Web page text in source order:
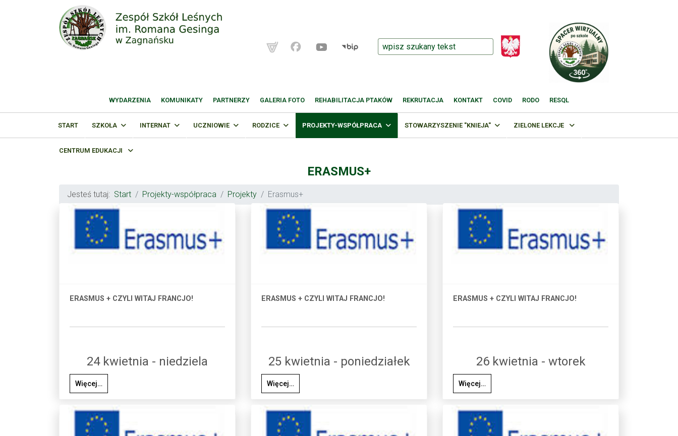
WYDARZENIA KOMUNIKATY PARTNERZY GALERIA FOTO REHABILITACJA PTAKÓW REKRUTACJA KONTAKT COVID RODO RESQL
START SZKOŁA INTERNAT UCZNIOWIE RODZICE PROJEKTY-WSPÓŁPRACA STOWARZYSZENIE "KNIEJA" ZIELONE LEKCJE
CENTRUM EDUKACJI
ERASMUS+
Jesteś tutaj: Start Projekty-współpraca Projekty Erasmus+
ERASMUS + CZYLI WITAJ FRANCJO!
24 kwietnia - niedziela
Więcej…
ERASMUS + CZYLI WITAJ FRANCJO!
25 kwietnia - poniedziałek
Więcej…
ERASMUS + CZYLI WITAJ FRANCJO!
26 kwietnia - wtorek
Więcej…